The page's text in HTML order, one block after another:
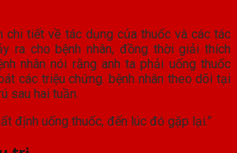
chi tiết về tác dụng của thuốc và các tác
ra cho bệnh nhân, đồng thời giải thích
nhân nói rằng anh ta phải uống thuốc
các triệu chứng. bệnh nhân theo dõi tại
sau hai tuần.
định uống thuốc, đến lúc đó gặp lại.”